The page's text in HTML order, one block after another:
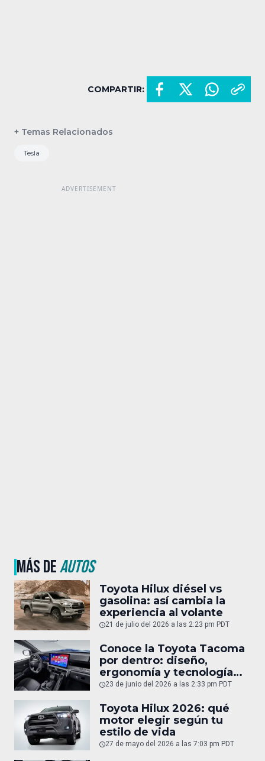
COMPARTIR:
+ Temas Relacionados
Tesla
MÁS DEAUTOS
Toyota Hilux diésel vs
gasolina: así cambia la
experiencia al volante
21 de julio del 2026 a las 2:23 pm PDT
Conoce la Toyota Tacoma
por dentro: diseño,
ergonomía y tecnología
del interior
23 de junio del 2026 a las 2:33 pm PDT
Toyota Hilux 2026: qué
motor elegir según tu
estilo de vida
27 de mayo del 2026 a las 7:03 pm PDT